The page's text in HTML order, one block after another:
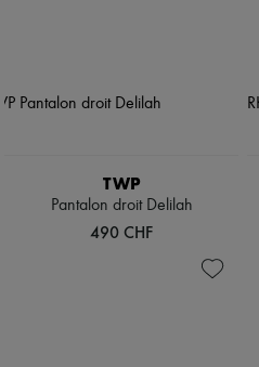
TWP
Pantalon droit Delilah
490 CHF